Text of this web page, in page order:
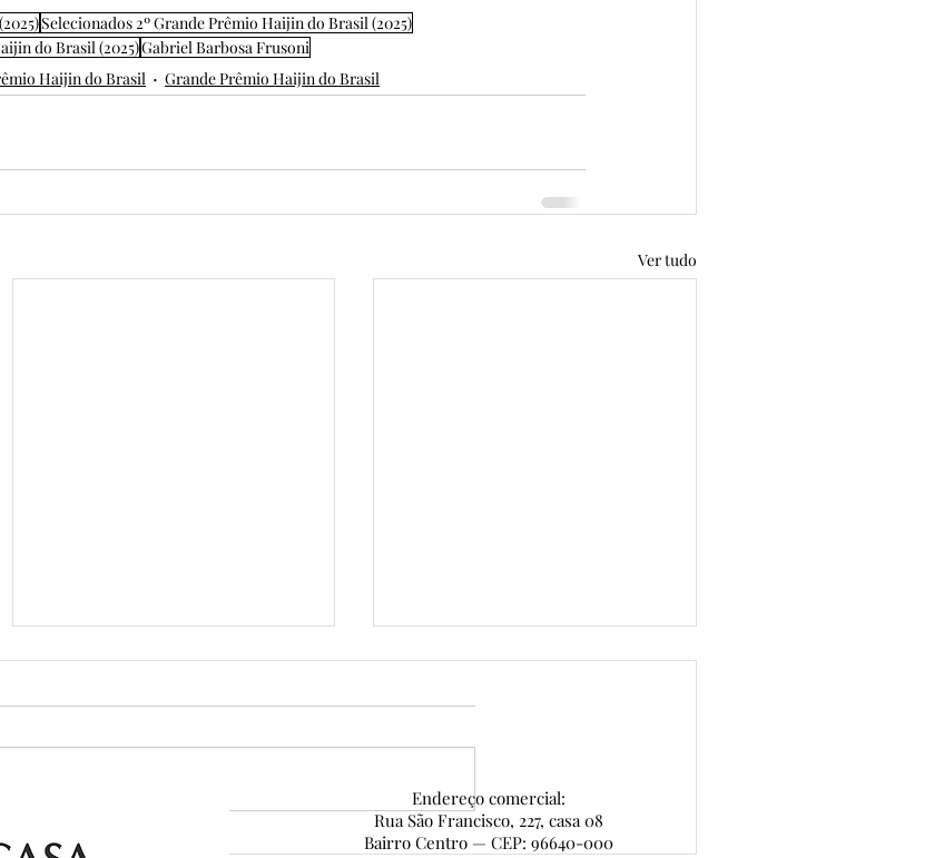
Selecionados 2º Grande Prêmio Haijin do Brasil (2025)
do Brasil (2025)Gabriel Barbosa Frusoni
Haijin do Brasil Grande Prêmio Haijin do Brasil
Ver tudo
Pena de Ouro — 7ª edição:
Endereço comercial:
Rua São Francisco, 227, casa 08
Bairro Centro — CEP: 96640-000